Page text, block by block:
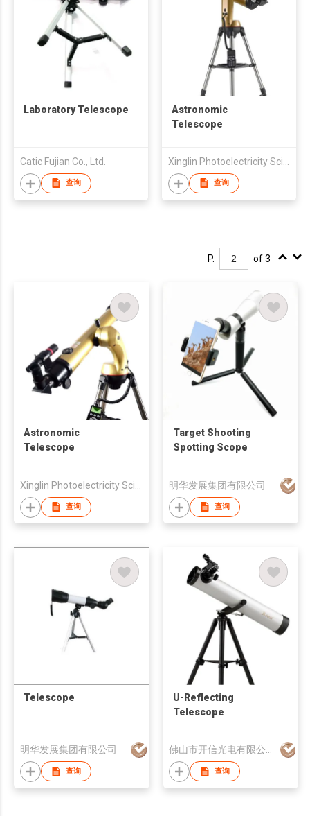
Laboratory Telescope
Catic Fujian Co., Ltd.
查询
Astronomic
Telescope
查询
P. of 3
Astronomic
Telescope
查询
Target Shooting
Spotting Scope
明华发展集团有限公司
查询
Telescope
明华发展集团有限公司
查询
U-Reflecting
Telescope
佛山市开信光电有限公司
查询